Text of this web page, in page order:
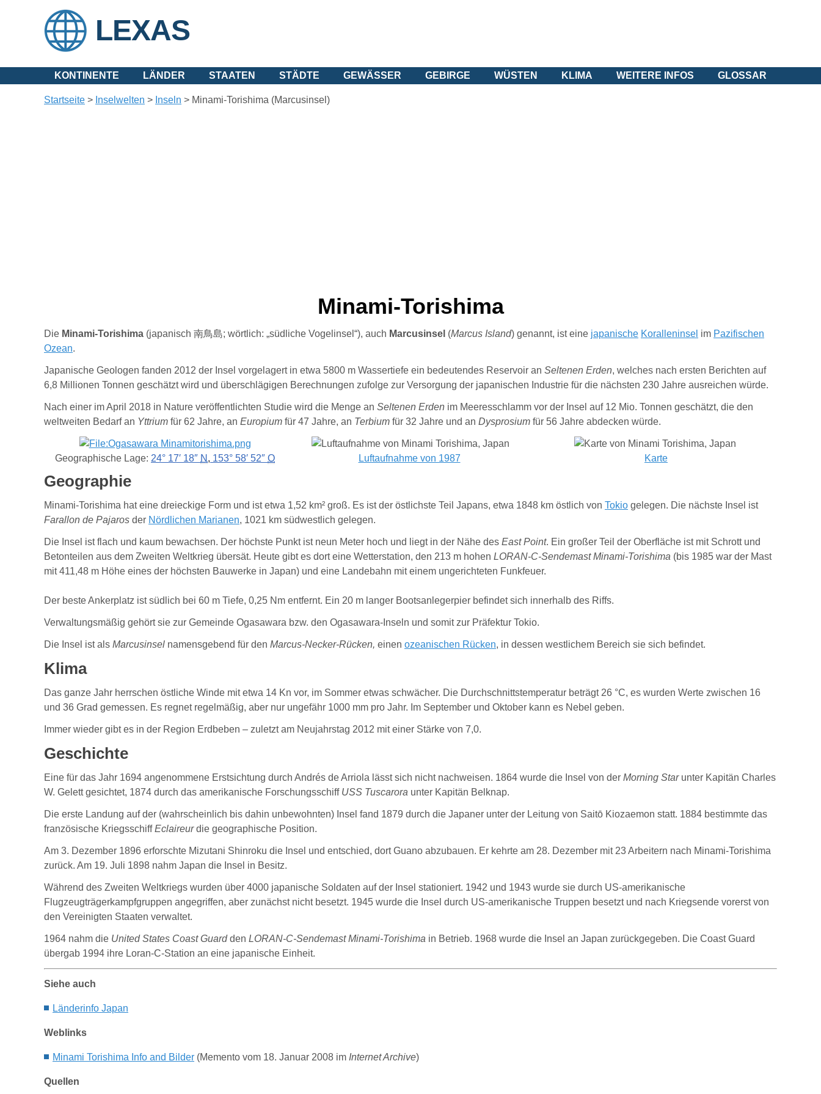
LEXAS
KONTINENTE LÄNDER STAATEN STÄDTE GEWÄSSER GEBIRGE WÜSTEN KLIMA WEITERE INFOS GLOSSAR
Startseite > Inselwelten > Inseln > Minami-Torishima (Marcusinsel)
Minami-Torishima
Die Minami-Torishima (japanisch 南鳥島; wörtlich: „südliche Vogelinsel“), auch Marcusinsel (Marcus Island) genannt, ist eine japanische Koralleninsel im Pazifischen
Ozean.
Japanische Geologen fanden 2012 der Insel vorgelagert in etwa 5800 m Wassertiefe ein bedeutendes Reservoir an Seltenen Erden, welches nach ersten Berichten auf
6,8 Millionen Tonnen geschätzt wird und überschlägigen Berechnungen zufolge zur Versorgung der japanischen Industrie für die nächsten 230 Jahre ausreichen würde.
Nach einer im April 2018 in Nature veröffentlichten Studie wird die Menge an Seltenen Erden im Meeresschlamm vor der Insel auf 12 Mio. Tonnen geschätzt, die den
weltweiten Bedarf an Yttrium für 62 Jahre, an Europium für 47 Jahre, an Terbium für 32 Jahre und an Dysprosium für 56 Jahre abdecken würde.
Geographische Lage: 24° 17′ 18″ N , 153° 58′ 52″ O Luftaufnahme von 1987 Karte
Geographie
Minami-Torishima hat eine dreieckige Form und ist etwa 1,52 km² groß. Es ist der östlichste Teil Japans, etwa 1848 km östlich von Tokio gelegen. Die nächste Insel ist
Farallon de Pajaros der Nördlichen Marianen, 1021 km südwestlich gelegen.
Die Insel ist flach und kaum bewachsen. Der höchste Punkt ist neun Meter hoch und liegt in der Nähe des East Point. Ein großer Teil der Oberfläche ist mit Schrott und
Betonteilen aus dem Zweiten Weltkrieg übersät. Heute gibt es dort eine Wetterstation, den 213 m hohen LORAN-C-Sendemast Minami-Torishima (bis 1985 war der Mast
mit 411,48 m Höhe eines der höchsten Bauwerke in Japan) und eine Landebahn mit einem ungerichteten Funkfeuer.
Der beste Ankerplatz ist südlich bei 60 m Tiefe, 0,25 Nm entfernt. Ein 20 m langer Bootsanlegerpier befindet sich innerhalb des Riffs.
Verwaltungsmäßig gehört sie zur Gemeinde Ogasawara bzw. den Ogasawara-Inseln und somit zur Präfektur Tokio.
Die Insel ist als Marcusinsel namensgebend für den Marcus-Necker-Rücken, einen ozeanischen Rücken, in dessen westlichem Bereich sie sich befindet.
Klima
Das ganze Jahr herrschen östliche Winde mit etwa 14 Kn vor, im Sommer etwas schwächer. Die Durchschnittstemperatur beträgt 26 °C, es wurden Werte zwischen 16
und 36 Grad gemessen. Es regnet regelmäßig, aber nur ungefähr 1000 mm pro Jahr. Im September und Oktober kann es Nebel geben.
Immer wieder gibt es in der Region Erdbeben – zuletzt am Neujahrstag 2012 mit einer Stärke von 7,0.
Geschichte
Eine für das Jahr 1694 angenommene Erstsichtung durch Andrés de Arriola lässt sich nicht nachweisen. 1864 wurde die Insel von der Morning Starunter Kapitän Charles
W. Gelett gesichtet, 1874 durch das amerikanische Forschungsschiff USS Tuscarora unter Kapitän Belknap.
Die erste Landung auf der (wahrscheinlich bis dahin unbewohnten) Insel fand 1879 durch die Japaner unter der Leitung von Saitō Kiozaemon statt. 1884 bestimmte das
französische KriegsschiffEclaireurdie geographische Position.
Am 3. Dezember 1896 erforschte Mizutani Shinroku die Insel und entschied, dortGuano abzubauen. Er kehrte am 28. Dezember mit 23 Arbeitern nach Minami-Torishima
zurück. Am 19. Juli 1898 nahm Japan die Insel in Besitz.
Während des Zweiten Weltkriegs wurden über 4000 japanische Soldaten auf der Insel stationiert. 1942 und 1943 wurde sie durch US-amerikanische
Flugzeugträgerkampfgruppen angegriffen, aber zunächst nicht besetzt. 1945 wurde die Insel durch US-amerikanische Truppen besetzt und nach Kriegsende vorerst von
den Vereinigten Staaten verwaltet.
1964 nahm die United States Coast Guardden LORAN-C-Sendemast Minami-Torishima in Betrieb. 1968 wurde die Insel an Japan zurückgegeben. Die Coast Guard
übergab 1994 ihre Loran-C-Station an eine japanische Einheit.
Siehe auch
Länderinfo Japan
Weblinks
Minami Torishima Info and Bilder (Memento vom 18. Januar 2008 im Internet Archive)
Quellen